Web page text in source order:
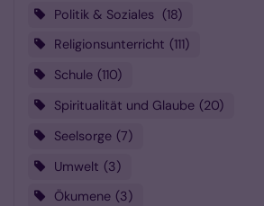
Politik & Soziales
18
Religionsunterricht
111
Schule 110
Spiritualität und Glaube 20
Seelsorge 7
Umwelt 3
Ökumene
3